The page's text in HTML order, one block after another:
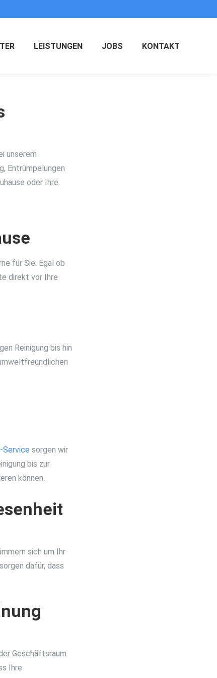
LEISTUNGEN JOBS KONTAKT
unserem
Entrümpelungen
oder Ihre
für Sie. Egal ob
direkt vor Ihre
Reinigung bis hin
Service sorgen wir
bis zur
können.
sich um Ihr
dafür, dass
Geschäftsraum
Ihre